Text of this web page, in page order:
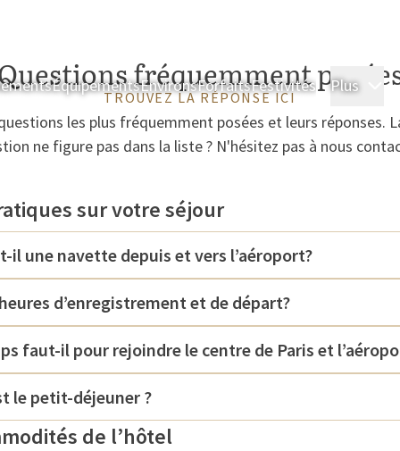
ÉquipementsEnvironsForfaitsFestivités Plus
fréquemment
TROUVEZ LA RÉPONSE ICI
les plus fréquemment posées et leurs réponses.
ne figure pas dans la liste ? N'hésitez pas à nous
sur votre séjour
il une navette depuis et vers l’aéroport?
d’enregistrement et de départ?
faut-il pour rejoindre le centre de Paris et
le petit-déjeuner ?
de l’hôtel